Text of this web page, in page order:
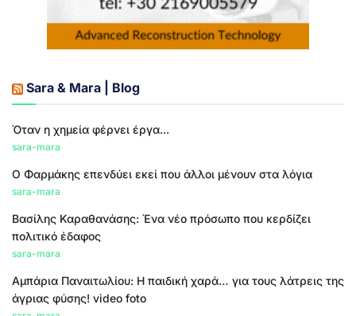
Sara & Mara | Blog
Όταν η χημεία φέρνει έργα...
sara-mara
Ο Φαρμάκης επενδύει εκεί που άλλοι μένουν στα λόγια
sara-mara
Βασίλης Καραθανάσης: Ένα νέο πρόσωπο που κερδίζει
πολιτικό έδαφος
sara-mara
Αμπάρια Παναιτωλίου: Η παιδική χαρά… για τους λάτρεις της
άγριας φύσης! video foto